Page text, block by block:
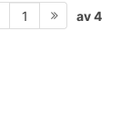
1 av 4